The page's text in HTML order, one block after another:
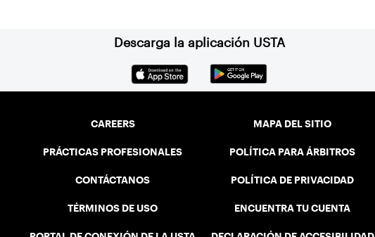
Descarga la aplicación USTA
CAREERS
PRÁCTICAS PROFESIONALES
CONTÁCTANOS
TÉRMINOS DE USO
MAPA DEL SITIO
POLÍTICA PARA ÁRBITROS
POLÍTICA DE PRIVACIDAD
ENCUENTRA TU CUENTA